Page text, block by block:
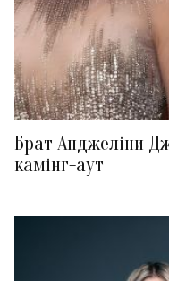
Брат Анджеліни
камінг-аут